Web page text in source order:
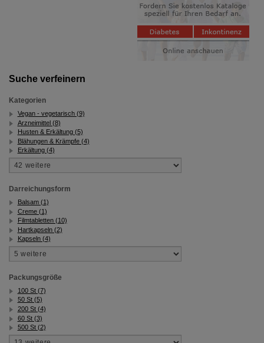
Suche verfeinern
Kategorien
Vegan - vegetarisch (9)
Arzneimittel (8)
Husten & Erkältung (5)
Blähungen & Krämpfe (4)
Erkältung (4)
Darreichungsform
Balsam (1)
Creme (1)
Filmtabletten (10)
Hartkapseln (2)
Kapseln (4)
Packungsgröße
100 St (7)
50 St (5)
200 St (4)
60 St (3)
500 St (2)